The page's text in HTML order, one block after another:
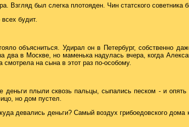
Взгляд был слегка плотояден. Чин статского советника
будит.
объясниться. Удирал он в Петербург, собственно
два в Москве, но маменька надулась вчера, когда
на сына в этот раз по-особому.
плыли сквозь пальцы, сыпались песком - и
но дом пустел.
девались деньги? Самый воздух грибоедовского